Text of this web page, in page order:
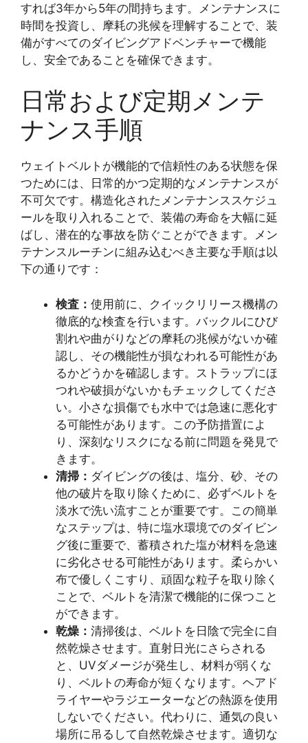
すれば3年から5年の間持ちます。メンテナンスに
時間を投資し、摩耗の兆候を理解することで、装
備がすべてのダイビングアドベンチャーで機能
し、安全であることを確保できます。
日常および定期メンテ
ナンス手順
ウェイトベルトが機能的で信頼性のある状態を保
つためには、日常的かつ定期的なメンテナンスが
不可欠です。構造化されたメンテナンススケジュ
ールを取り入れることで、装備の寿命を大幅に延
ばし、潜在的な事故を防ぐことができます。メン
テナンスルーチンに組み込むべき主要な手順は以
下の通りです：
検査： 使用前に、クイックリリース機構の
徹底的な検査を行います。バックルにひび
割れや曲がりなどの摩耗の兆候がないか確
認し、その機能性が損なわれる可能性があ
るかどうかを確認します。ストラップにほ
つれや破損がないかもチェックしてくださ
い。小さな損傷でも水中では急速に悪化す
る可能性があります。この予防措置によ
り、深刻なリスクになる前に問題を発見で
きます。
清掃： ダイビングの後は、塩分、砂、その
他の破片を取り除くために、必ずベルトを
淡水で洗い流すことが重要です。この簡単
なステップは、特に塩水環境でのダイビン
グ後に重要で、蓄積された塩が材料を急速
に劣化させる可能性があります。柔らかい
布で優しくこすり、頑固な粒子を取り除く
ことで、ベルトを清潔で機能的に保つこと
ができます。
乾燥： 清掃後は、ベルトを日陰で完全に自
然乾燥させます。直射日光にさらされる
と、UVダメージが発生し、材料が弱くな
り、ベルトの寿命が短くなります。ヘアド
ライヤーやラジエーターなどの熱源を使用
しないでください。代わりに、通気の良い
場所に吊るして自然乾燥させます。適切な